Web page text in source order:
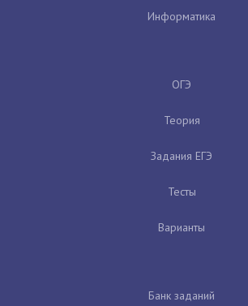
Информатика
ОГЭ
Теория
Задания ЕГЭ
Тесты
Варианты
Банк заданий